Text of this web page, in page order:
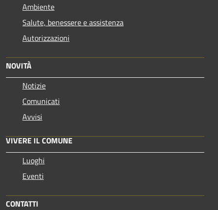
Ambiente
Salute, benessere e assistenza
Autorizzazioni
NOVITÀ
Notizie
Comunicati
Avvisi
VIVERE IL COMUNE
Luoghi
Eventi
CONTATTI